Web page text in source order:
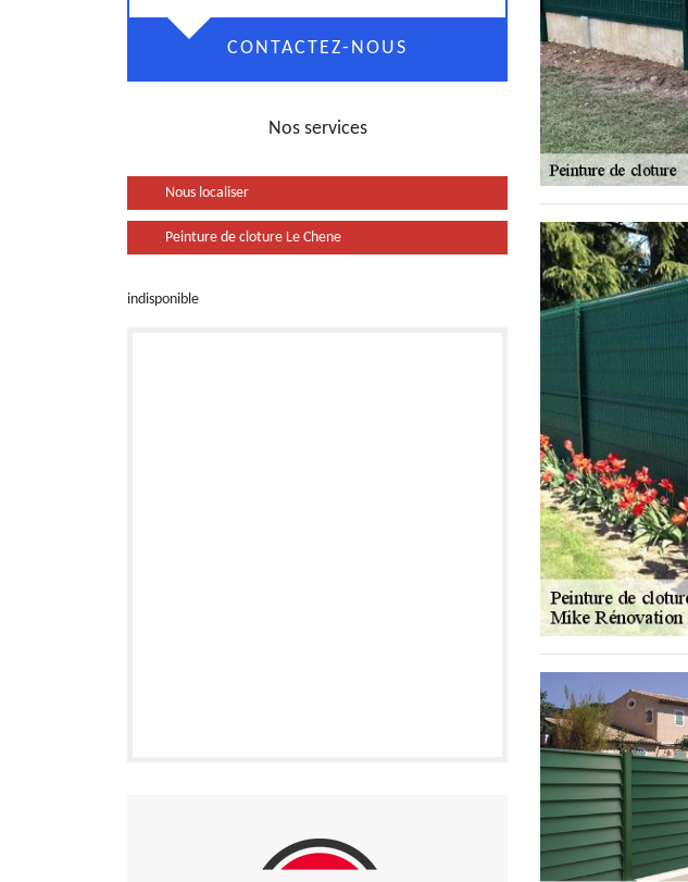
CONTACTEZ-NOUS
Nos services
Nous localiser
Peinture de cloture Le Chene
indisponible